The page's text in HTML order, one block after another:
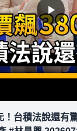
！台積法說還有